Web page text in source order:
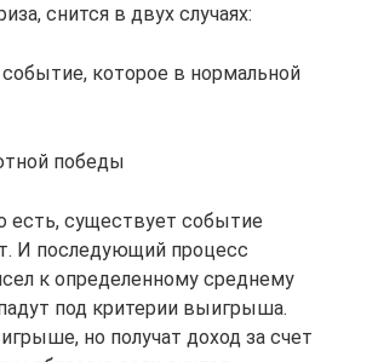
снится в двух случаях:
которое в нормальной
победы
есть, существует событие
И последующий процесс
к определенному среднему
под критерии выигрыша.
но получат доход за счет